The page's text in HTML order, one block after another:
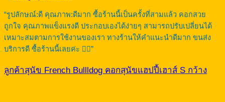
“รูปลักษณ์:ดี คุณภาพ:ดีมาก ซื้อร้านนี้เป็นครั้งที่สามแล้ว คอกสวย
ถูกใจ คุณภาพแข็งแรงดี ประกอบเองได้ง่ายๆ สามารถปรับเปลี่ยนได้
เหมาะสมตามการใช้งานของเรา ทางร้านให้คำแนะนำดีมาก ขนส่ง
บริการดี ซื้อร้านนี้เลยค่ะ 👍🏻”
ลูกค้าสุนัข French Bullldog คอกสุนัขแฮปปี้เฮาส์ S กว้าง